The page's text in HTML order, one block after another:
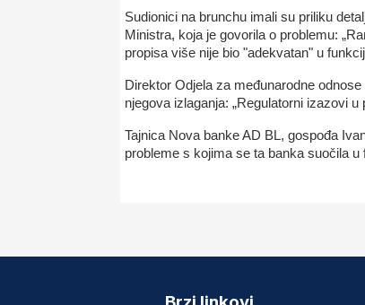
Sudionici na brunchu imali su priliku
Ministra, koja je govorila o problemu:
propisa više nije bio "adekvatan" u
Direktor Odjela za međunarodne
njegova izlaganja: „Regulatorni izazovi
Tajnica Nova banke AD BL, gospođa
probleme s kojima se ta banka suočila u